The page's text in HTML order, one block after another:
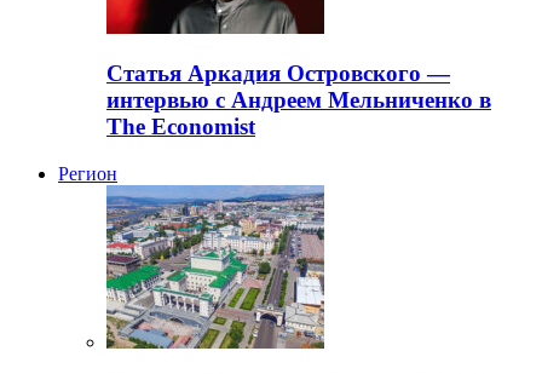
Статья Аркадия Островского —
интервью с Андреем Мельниченко в
The Economist
Регион